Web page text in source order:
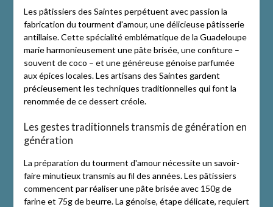
Les pâtissiers des Saintes perpétuent avec passion la
fabrication du tourment d'amour, une délicieuse pâtisserie
antillaise. Cette spécialité emblématique de la Guadeloupe
marie harmonieusement une pâte brisée, une confiture –
souvent de coco – et une généreuse génoise parfumée
aux épices locales. Les artisans des Saintes gardent
précieusement les techniques traditionnelles qui font la
renommée de ce dessert créole.
Les gestes traditionnels transmis de génération en
génération
La préparation du tourment d'amour nécessite un savoir-
faire minutieux transmis au fil des années. Les pâtissiers
commencent par réaliser une pâte brisée avec 150g de
farine et 75g de beurre. La génoise, étape délicate, requiert